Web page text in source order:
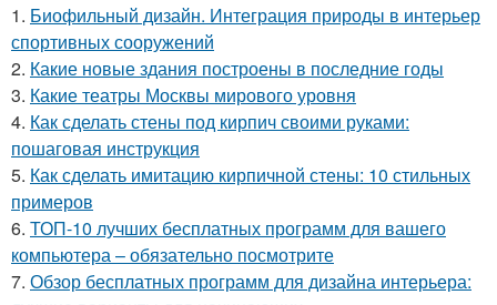
1. Биофильный дизайн. Интеграция природы в интерьер
спортивных сооружений
2. Какие новые здания построены в последние годы
3. Какие театры Москвы мирового уровня
4. Как сделать стены под кирпич своими руками:
пошаговая инструкция
5. Как сделать имитацию кирпичной стены: 10 стильных
примеров
6. ТОП-10 лучших бесплатных программ для вашего
компьютера – обязательно посмотрите
7. Обзор бесплатных программ для дизайна интерьера: